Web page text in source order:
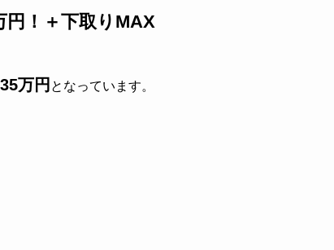
円！＋下取りMAX
万円 となっています。